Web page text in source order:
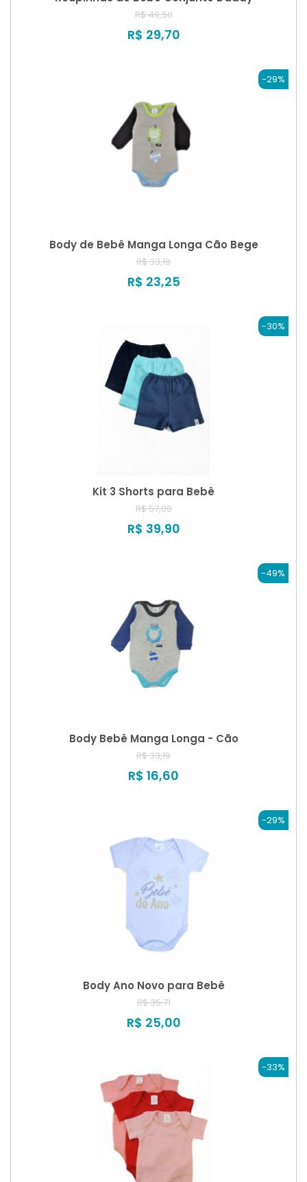
R$ 49,50
R$ 29,70
-29%
Body de Bebê Manga Longa Cão Bege
R$ 33,19
R$ 23,25
-30%
Kit 3 Shorts para Bebê
R$ 57,00
R$ 39,90
-49%
Body Bebê Manga Longa - Cão
R$ 33,19
R$ 16,60
-29%
Body Ano Novo para Bebê
R$ 35,71
R$ 25,00
-33%